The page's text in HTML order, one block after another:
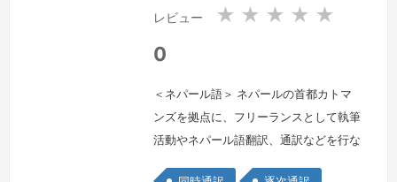
連
共
和
国
レビュー ★ ★ ★ ★ ★
0
＜ネパール語＞ ネパールの首都カトマ
ンズを拠点に、フリーランスとして執筆
活動やネパール語翻訳、通訳などを行な